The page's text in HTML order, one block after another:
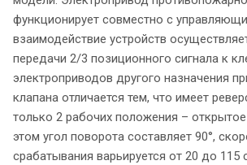
функционирует совместно с
взаимодействие устройств
передачи 2/3 позиционного сигнала к
электроприводов другого назначения
клапана отличается тем, что имеет
только 2 рабочих положения –
этом угол поворота составляет 90°,
срабатывания варьируется от 20 до 115